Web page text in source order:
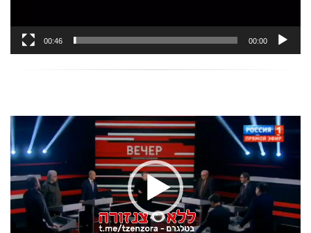
00:00
00:46
וידאו